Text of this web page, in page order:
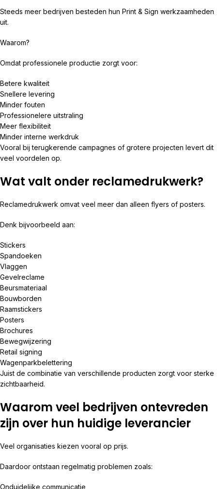
Steeds meer bedrijven besteden hun Print & Sign werkzaamheden
uit.
Waarom?
Omdat professionele productie zorgt voor:
Betere kwaliteit
Snellere levering
Minder fouten
Professionelere uitstraling
Meer flexibiliteit
Minder interne werkdruk
Vooral bij terugkerende campagnes of grotere projecten levert dit
veel voordelen op.
Wat valt onder reclamedrukwerk?
Reclamedrukwerk omvat veel meer dan alleen flyers of posters.
Denk bijvoorbeeld aan:
Stickers
Spandoeken
Vlaggen
Gevelreclame
Beursmateriaal
Bouwborden
Raamstickers
Posters
Brochures
Bewegwijzering
Retail signing
Wagenparkbelettering
Juist de combinatie van verschillende producten zorgt voor sterke
zichtbaarheid.
Waarom veel bedrijven ontevreden
zijn over hun huidige leverancier
Veel organisaties kiezen vooral op prijs.
Daardoor ontstaan regelmatig problemen zoals:
Onduidelijke communicatie